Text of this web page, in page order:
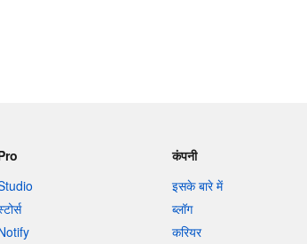
कंपनी
इसके बारे में
ब्लॉग
करियर